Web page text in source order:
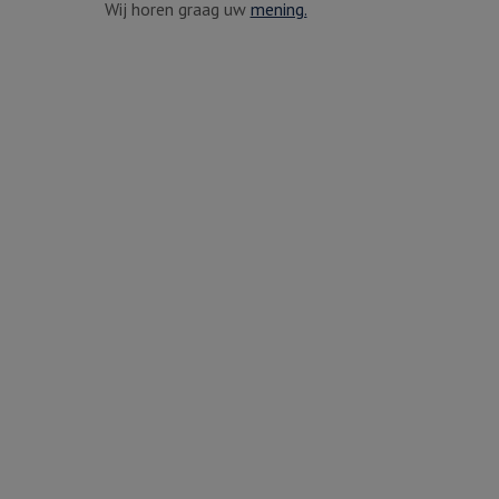
Wij horen graag uw mening.